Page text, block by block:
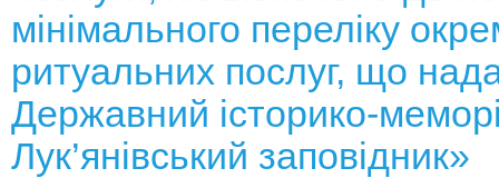
мінімального переліку
ритуальних послуг, що
Державний історико-
Лук’янівський заповідник»